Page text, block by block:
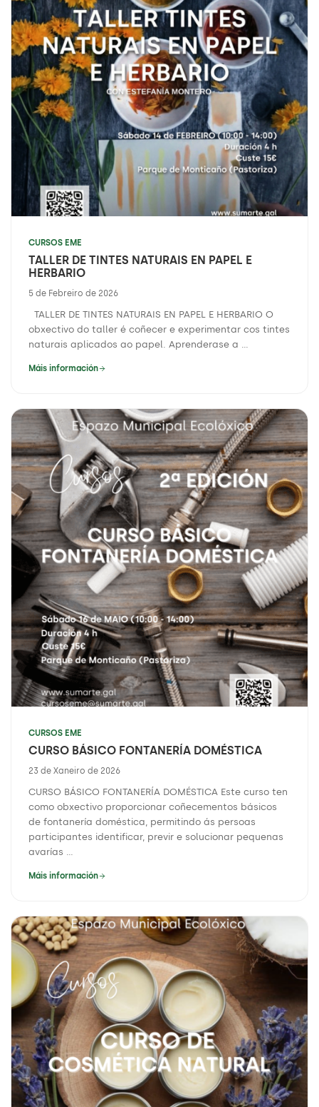
CURSOS EME
TALLER DE TINTES NATURAIS EN PAPEL E
HERBARIO
5 de Febreiro de 2026
TALLER DE TINTES NATURAIS EN PAPEL E HERBARIO O
obxectivo do taller é coñecer e experimentar cos tintes
naturais aplicados ao papel. Aprenderase a ...
Máis información
CURSOS EME
CURSO BÁSICO FONTANERÍA DOMÉSTICA
23 de Xaneiro de 2026
CURSO BÁSICO FONTANERÍA DOMÉSTICA Este curso ten
como obxectivo proporcionar coñecementos básicos
de fontanería doméstica, permitindo ás persoas
participantes identificar, previr e solucionar pequenas
avarías ...
Máis información